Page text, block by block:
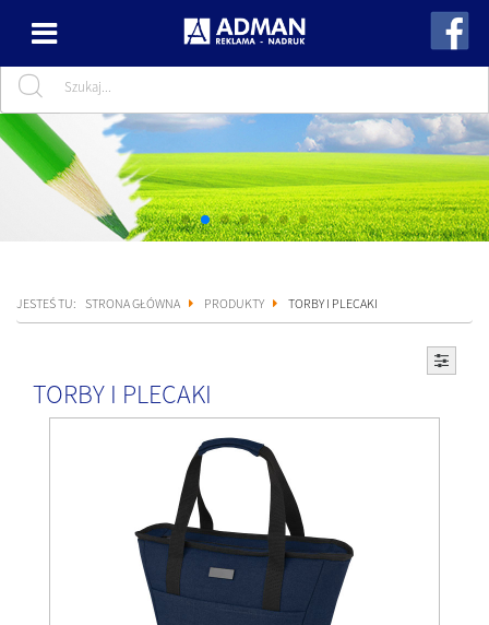
JESTEŚ TU: STRONA GŁÓWNA PRODUKTY TORBY I PLECAKI
TORBY I PLECAKI